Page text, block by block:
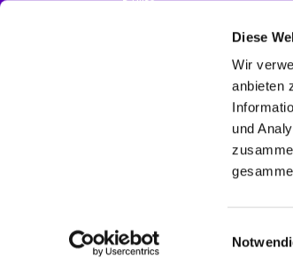
Diese
Wir
anbieten
und
i